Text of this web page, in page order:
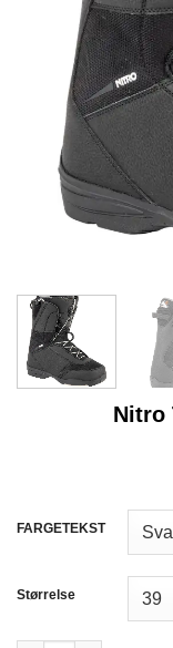
Nitro
FARGETEKST
Størrelse